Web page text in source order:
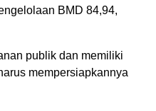
BMD 84,94,
publik dan memiliki
mempersiapkannya